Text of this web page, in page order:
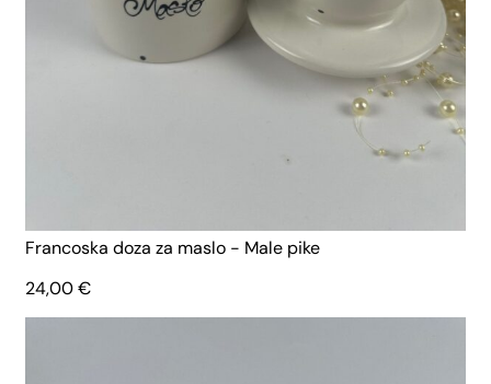
Francoska doza za maslo - Male pike
24,00€